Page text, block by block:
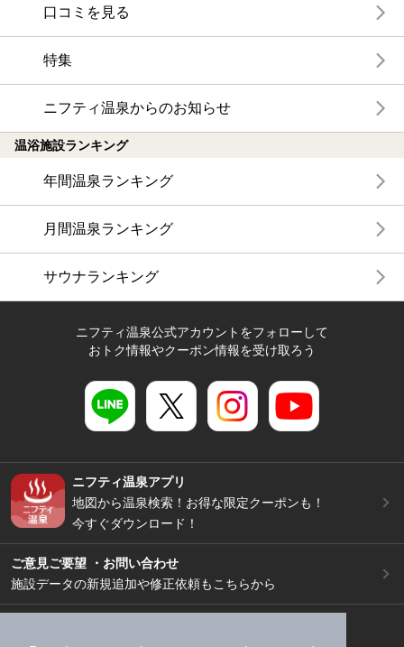
口コミを見る
特集
ニフティ温泉からのお知らせ
温浴施設ランキング
年間温泉ランキング
月間温泉ランキング
サウナランキング
ニフティ温泉公式アカウントをフォローして
おトク情報やクーポン情報を受け取ろう
ニフティ温泉アプリ
地図から温泉検索！お得な限定クーポンも！
今すぐダウンロード！
ご意見ご要望 ・お問い合わせ
施設データの新規追加や修正依頼もこちらから